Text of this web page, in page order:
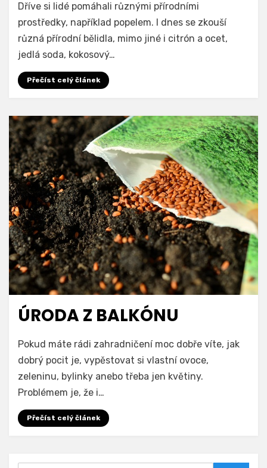
Dříve si lidé pomáhali různými přírodními
prostředky, například popelem. I dnes se zkouší
různá přírodní bělidla, mimo jiné i citrón a ocet,
jedlá soda, kokosový…
Přečíst celý článek
ÚRODA Z BALKÓNU
Pokud máte rádi zahradničení moc dobře víte, jak
dobrý pocit je, vypěstovat si vlastní ovoce,
zeleninu, bylinky anebo třeba jen květiny.
Problémem je, že i…
Přečíst celý článek